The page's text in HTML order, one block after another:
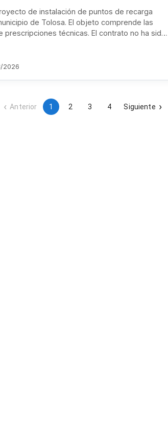
de instalación de puntos de recarga
de Tolosa. El objeto comprende las
técnicas. El contrato no ha sido
a través de la dirección facultativa, con
la vigencia del contrato y en la
2026
Anterior 1 2 3 4 Siguiente